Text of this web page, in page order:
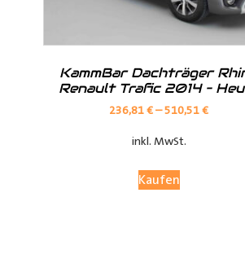
KammBar Dachträger
Renault Trafic 2014 –
236,81€–510,51€
inkl. MwSt.
Kaufen